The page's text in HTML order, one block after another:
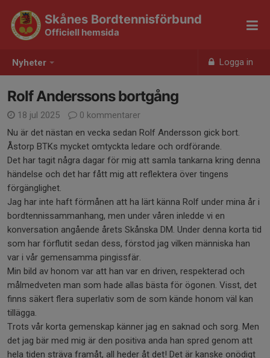
Nyheter Logga in
Skånes Bordtennisförbund
Officiell hemsida
Rolf Anderssons bortgång
18 jul 2025
0 kommentarer
Nu är det nästan en vecka sedan Rolf Andersson gick bort.
Åstorp BTKs mycket omtyckta ledare och ordförande.
Det har tagit några dagar för mig att samla tankarna kring denna
händelse och det har fått mig att reflektera över tingens
förgänglighet.
Jag har inte haft förmånen att ha lärt känna Rolf under mina år i
bordtennissammanhang, men under våren inledde vi en
konversation angående årets Skånska DM. Under denna korta tid
som har förflutit sedan dess, förstod jag vilken människa han
var i vår gemensamma pingissfär.
Min bild av honom var att han var en driven, respekterad och
målmedveten man som hade allas bästa för ögonen. Visst, det
finns säkert flera superlativ som de som kände honom väl kan
tillägga.
Trots vår korta gemenskap känner jag en saknad och sorg. Men
det jag bär med mig är den positiva anda han spred genom att
hela tiden sträva framåt, all heder åt det! Det är kanske onödigt